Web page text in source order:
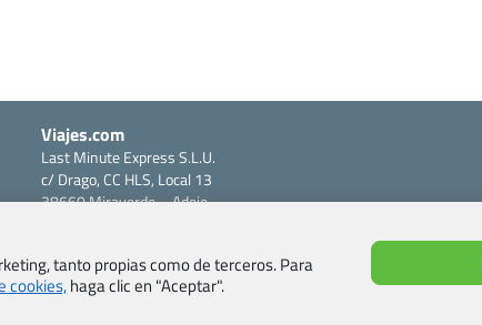
Viajes.com
Last Minute Express S.L.U.
c/ Drago, CC HLS, Local 13
38660 Miraverde – Adeje
Tfno: +34 922-97-17-27
tanto propias como de terceros. Para
cookies,haga clic en "Aceptar".